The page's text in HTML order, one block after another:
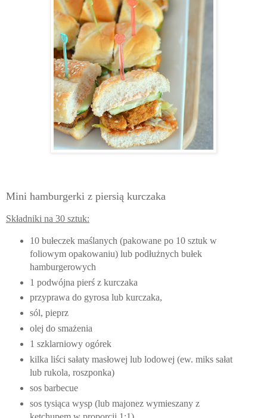
Mini hamburgerki z piersią kurczaka
Składniki na 30 sztuk:
10 bułeczek maślanych (pakowane po 10 sztuk w
foliowym opakowaniu) lub podłużnych bułek
hamburgerowych
1 podwójna pierś z kurczaka
przyprawa do gyrosa lub kurczaka,
sól, pieprz
olej do smażenia
1 szklarniowy ogórek
kilka liści sałaty masłowej lub lodowej (ew. miks sałat
lub rukola, roszponka)
sos barbecue
sos tysiąca wysp (lub majonez wymieszany z